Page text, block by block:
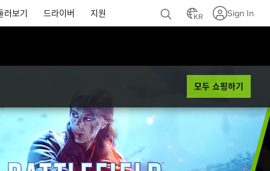
러보기 드라이버 지원 KR Sign In
모두 쇼핑하기